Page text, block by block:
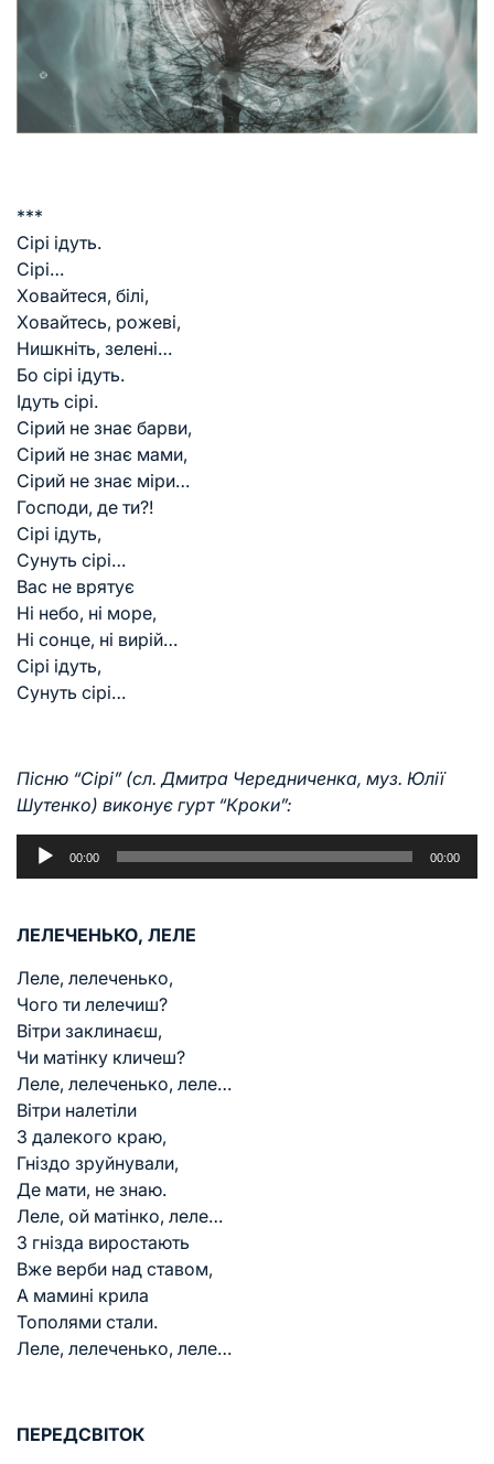
***
Сірі ідуть.
Сірі…
Ховайтеся, білі,
Ховайтесь, рожеві,
Нишкніть, зелені…
Бо сірі ідуть.
Ідуть сірі.
Сірий не знає барви,
Сірий не знає мами,
Сірий не знає міри…
Господи, де ти?!
Сірі ідуть,
Сунуть сірі…
Вас не врятує
Ні небо, ні море,
Ні сонце, ні вирій…
Сірі ідуть,
Сунуть сірі…
Пісню “Сірі” (сл. Дмитра Чередниченка, муз. Юлії
Шутенко) виконує гурт “Кроки”:
Аудіопрогравач
00:00 00:00
ЛЕЛЕЧЕНЬКО, ЛЕЛЕ
Леле, лелеченько,
Чого ти лелечиш?
Вітри заклинаєш,
Чи матінку кличеш?
Леле, лелеченько, леле…
Вітри налетіли
З далекого краю,
Гніздо зруйнували,
Де мати, не знаю.
Леле, ой матінко, леле…
З гнізда виростають
Вже верби над ставом,
А мамині крила
Тополями стали.
Леле, лелеченько, леле…
ПЕРЕДСВІТОК